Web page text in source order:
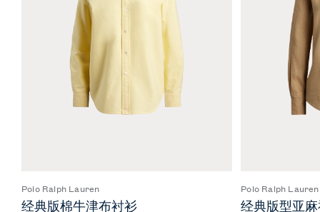
Polo Ralph Lauren
经典版棉牛津布衬衫
Polo Ralph Lauren
经典版型亚